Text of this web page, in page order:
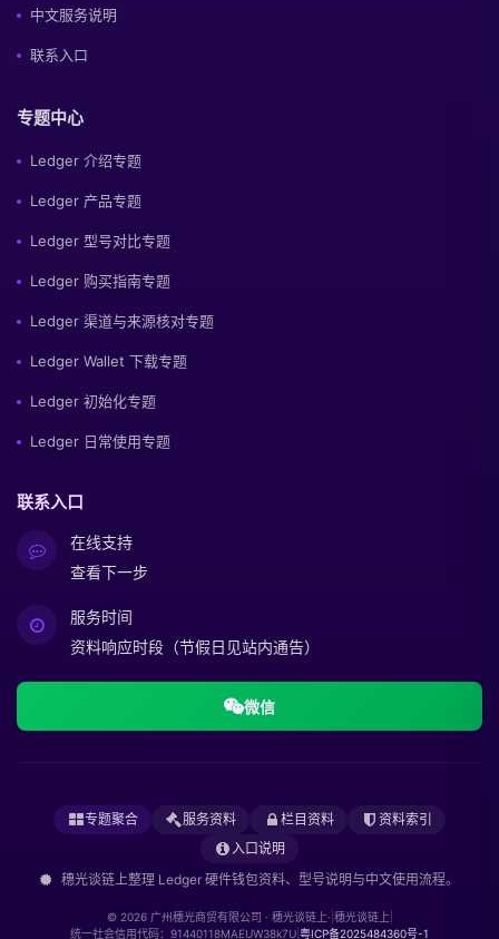
中文服务说明
联系入口
专题中心
Ledger 介绍专题
Ledger 产品专题
Ledger 型号对比专题
Ledger 购买指南专题
Ledger 渠道与来源核对专题
Ledger Wallet 下载专题
Ledger 初始化专题
Ledger 日常使用专题
联系入口
在线支持
查看下一步
服务时间
资料响应时段（节假日见站内通告）
微信
专题聚合 服务资料 栏目资料
资料索引
入口说明
穗光谈链上整理 Ledger 硬件钱包资料、型号说明与中文使用流程。
© 2026 广州穗光商贸有限公司 · 穗光谈链上· 穗光谈链上
统一社会信用代码：91440118MAEUW38k7U 粤ICP备2025484360号-1